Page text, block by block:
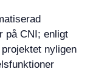
på CNI; enligt
nyligen